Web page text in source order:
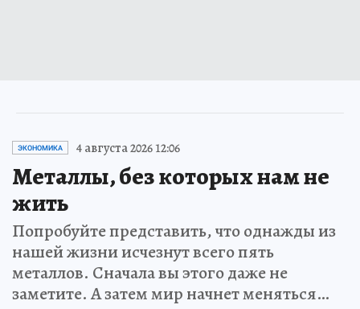
ЭКОНОМИКА 4 августа 2026 12:06
Металлы, без которых нам не
жить
Попробуйте представить, что однажды из
нашей жизни исчезнут всего пять
металлов. Сначала вы этого даже не
заметите. А затем мир начнет меняться…